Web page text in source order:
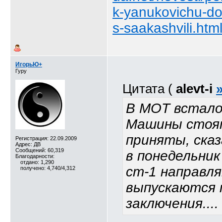
k-yanukovichu-
s-saakashvili.html
ИгорьЮ+
Гуру
Регистрация: 22.09.2009
Адрес: ДВ
Сообщений: 60,319
Благодарности:
отдано: 1,290
получено: 4,740/4,312
Цитата ( alevt-i
В МОТ встало
Машины
приняты,
в
ст-1
выпускаются
заключения....